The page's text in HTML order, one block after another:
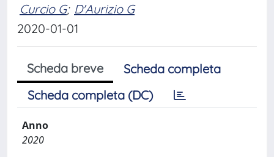
Curcio G; D'Aurizio G
2020-01-01
Scheda breve
Scheda completa
Scheda completa (DC)
Anno
2020